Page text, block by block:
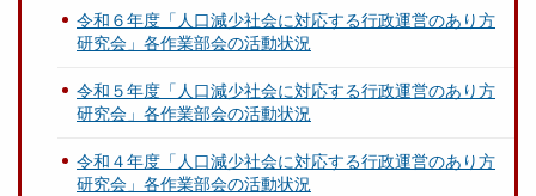
令和６年度「人口減少社会に対応する行政運営のあり方
研究会」各作業部会の活動状況
令和５年度「人口減少社会に対応する行政運営のあり方
研究会」各作業部会の活動状況
令和４年度「人口減少社会に対応する行政運営のあり方
研究会」各作業部会の活動状況